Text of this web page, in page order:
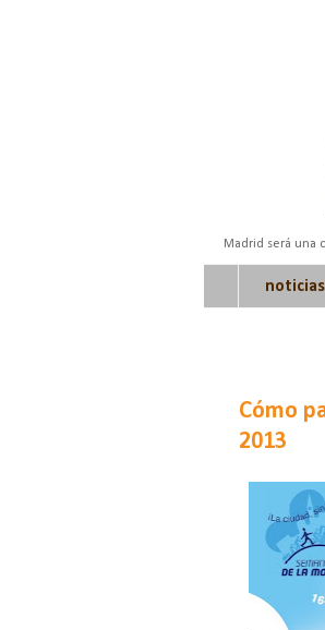
Madrid será una
noticias
Cómo
2013